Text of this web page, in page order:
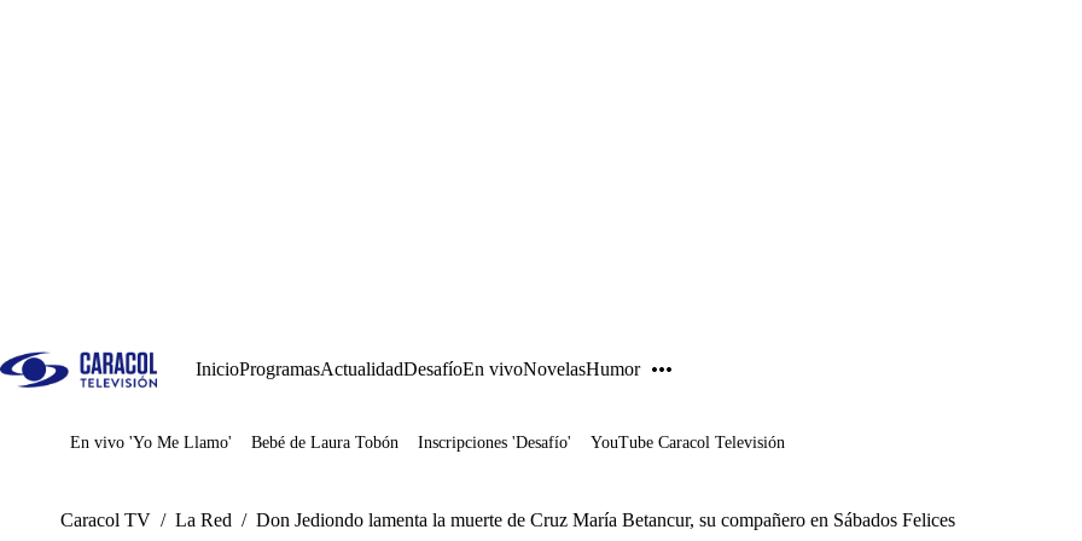
InicioProgramasActualidadDesafíoEn vivoNovelasHumor
Juegos
En vivo 'Yo Me Llamo' Bebé de Laura Tobón Inscripciones 'Desafío' YouTube Caracol Televisión
Caracol TV / La Red / Don Jediondo lamenta la muerte de Cruz María Betancur, su compañero en Sábados Felices